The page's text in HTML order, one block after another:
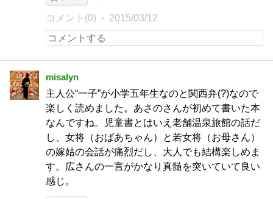
コメント(0) 2015/03/12
misalyn
主人公“一子”が小学五年生なのと関西弁(?)なので
楽しく読めました。あさのさんが初めて書いた本
なんですね。児童書とはいえ老舗温泉旅館の話だ
し、女将（おばあちゃん）と若女将（お母さん）
の嫁姑の会話が痛烈だし、大人でも結構楽しめま
す。広さんの一言がかなり真髄を突いていて良い
感じ。